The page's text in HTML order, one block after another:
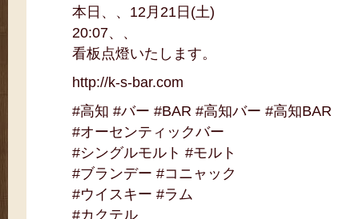
本日、、12月21日(土)
20:07、、
看板点燈いたします。
http://k-s-bar.com
#高知 #バー #BAR #高知バー #高知BAR
#オーセンティックバー
#シングルモルト #モルト
#ブランデー #コニャック
#ウイスキー #ラム
#カクテル